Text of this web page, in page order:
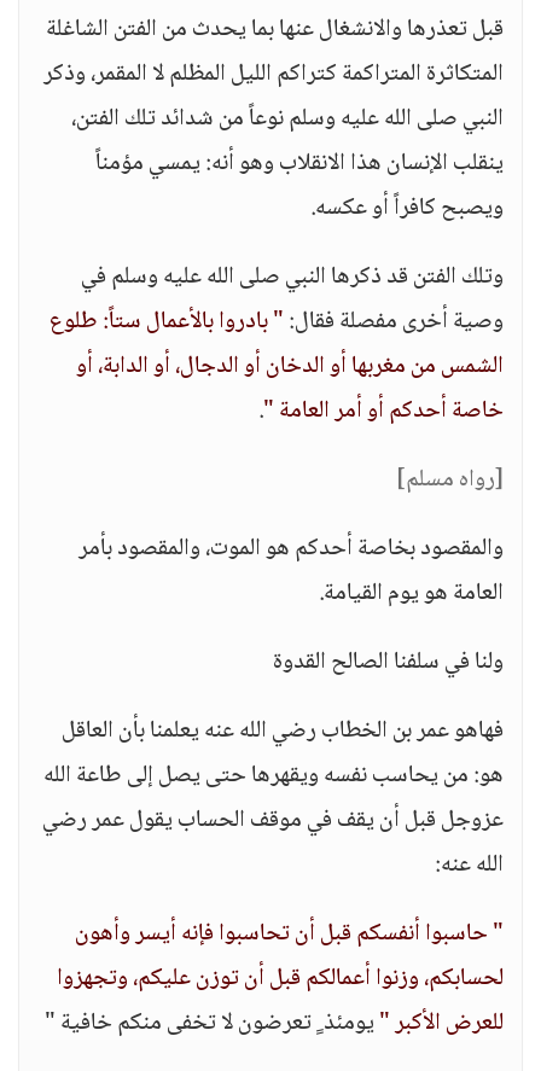
قبل تعذرها والانشغال عنها بما يحدث من الفتن الشاغلة
المتكاثرة المتراكمة كتراكم الليل المظلم لا المقمر، وذكر
النبي صلى الله عليه وسلم نوعاً من شدائد تلك الفتن،
ينقلب الإنسان هذا الانقلاب وهو أنه: يمسي مؤمناً
ويصبح كافراً أو عكسه.
وتلك الفتن قد ذكرها النبي صلى الله عليه وسلم في
وصية أخرى مفصلة فقال:" بادروا بالأعمال ستاً: طلوع
الشمس من مغربها أو الدخان أو الدجال، أو الدابة، أو
خاصة أحدكم أو أمر العامة ".
[رواه مسلم]
والمقصود بخاصة أحدكم هو الموت، والمقصود بأمر
العامة هو يوم القيامة.
ولنا في سلفنا الصالح القدوة
فهاهو عمر بن الخطاب رضي الله عنه يعلمنا بأن العاقل
هو: من يحاسب نفسه ويقهرها حتى يصل إلى طاعة الله
عزوجل قبل أن يقف في موقف الحساب يقول عمر رضي
الله عنه:
" حاسبوا أنفسكم قبل أن تحاسبوا فإنه أيسر وأهون
لحسابكم، وزنوا أعمالكم قبل أن توزن عليكم، وتجهزوا
للعرض الأكبر "يومئذ ٍ تعرضون لا تخفى منكم خافية "